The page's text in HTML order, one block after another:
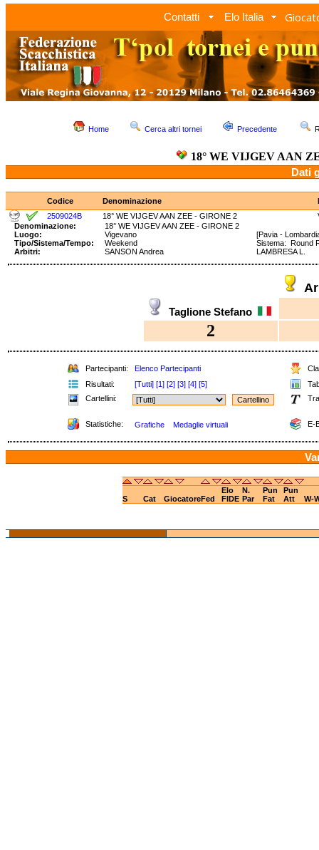
Contatti Elo Italia
Home Cerca altri tornei Precedente
18° WE VIJGEV AAN
Dati
Codice Denominazione
2509024B
18° WE VIJGEV AAN ZEE - GIRONE 2
Denominazione:
18° WE VIJGEV AAN ZEE - GIRONE 2
Luogo:
Vigevano
[Pavia -
Tipo/Sistema/Tempo:
Weekend
Sistema:
Arbitri:
SANSON Andrea LAMBRESA L.
Taglione Stefano
2
Partecipanti: Elenco Partecipanti
Risultati:
[Tutti] [1] [2] [3] [4] [5]
Cartellini:
Statistiche: Grafiche Medaglie virtuali E-
Elo N. Pun
Pun
S
Cat GiocatoreFed FIDE Par Fat Att W-